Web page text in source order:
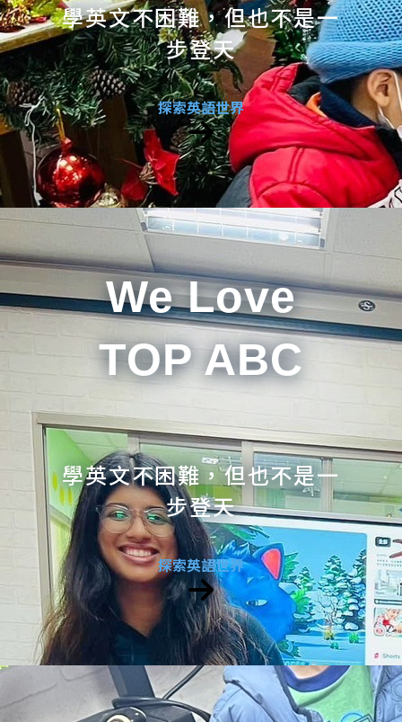
學英文不困難，但也不是一
步登天
探索英語世界
We Love
TOP ABC
學英文不困難，但也不是一
步登天
探索英語世界